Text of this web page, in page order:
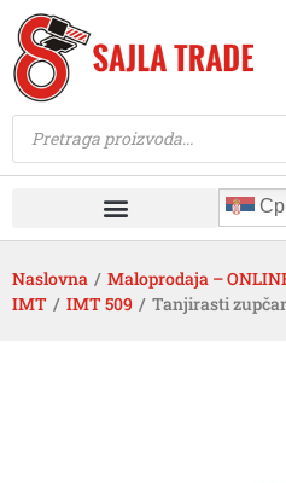
Naslovna / Maloprodaja –
IMT / IMT 509 / Tanjirasti